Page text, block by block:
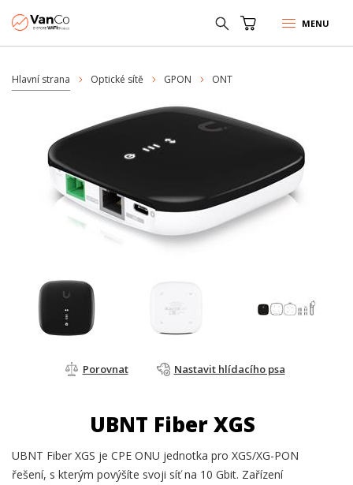
MENU
Hlavní strana Optické sítě GPON ONT
Porovnat Nastavit hlídacího psa
UBNT Fiber XGS
UBNT Fiber XGS je CPE ONU jednotka pro XGS/XG-PON
řešení, s kterým povýšíte svoji síť na 10 Gbit. Zařízení